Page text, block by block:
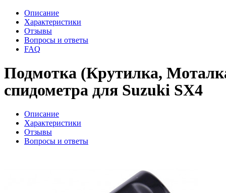
Описание
Характеристики
Отзывы
Вопросы и ответы
FAQ
Подмотка (Крутилка,
спидометра для Suzuki SX4
Описание
Характеристики
Отзывы
Вопросы и ответы